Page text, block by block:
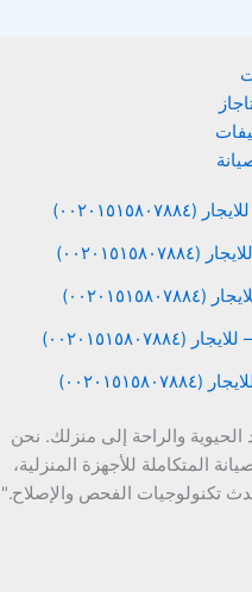
الحيوية والراحة إلى منزلك. نحن
المتكاملة للأجهزة المنزلية،
تكنولوجيات الفحص والإصلاح."